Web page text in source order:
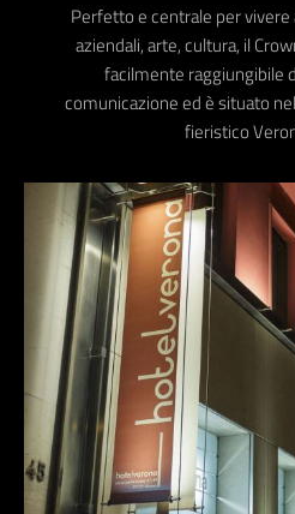
Perfetto e centrale per
aziendali, arte, cultura, il
facilmente raggiungibile
comunicazione ed è situato
fieristico